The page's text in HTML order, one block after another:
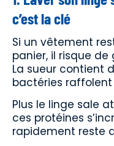
c’est la clé
Si un vêtement
panier, il risque
La sueur contient
bactéries raffolent
Plus le linge sale
ces protéines
rapidement reste